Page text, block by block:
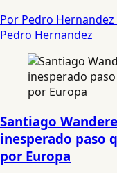
Por Pedro Hernandez
Pedro Hernandez
Santiago
inesperado paso
por Europa